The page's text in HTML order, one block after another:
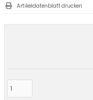
Artikeldatenblatt drucken